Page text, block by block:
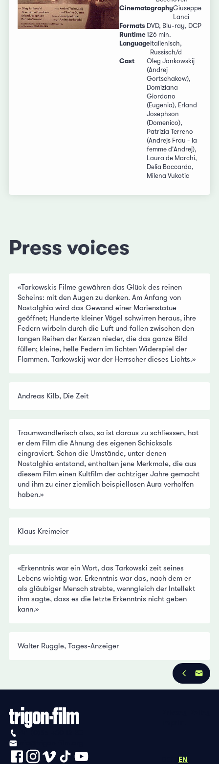
CinematographyGiuseppe
Lanci
Formats DVD, Blu-ray, DCP
Runtime126 min.
Language Italienisch,
Russisch/d
Cast
Oleg Jankowskij
(Andrej
Gortschakow),
Domiziana
Giordano
(Eugenia), Erland
Josephson
(Domenico),
Patrizia Terreno
(Andrejs Frau - la
femme d'Andrej),
Laura de Marchi,
Delia Boccardo,
Milena Vukotic
Press voices
«Tarkowskis Filme gewähren das Glück des reinen
Scheins: mit den Augen zu denken. Am Anfang von
Nostalghia wird das Gewand einer Marienstatue
geöffnet; Hunderte kleiner Vögel schwirren heraus, ihre
Federn wirbeln durch die Luft und fallen zwischen den
langen Reihen der Kerzen nieder, die das ganze Bild
füllen; kleine, helle Federn im lichten Widerspiel der
Flammen. Tarkowskij war der Herrscher dieses Lichts.»
Andreas Kilb, Die Zeit
Traumwandlerisch also, so ist daraus zu schliessen, hat
er dem Film die Ahnung des eigenen Schicksals
eingraviert. Schon die Umstände, unter denen
Nostalghia entstand, enthalten jene Merkmale, die aus
diesem Film einen Kultfilm der achtziger Jahre gemacht
und ihm zu einer ziemlich beispiellosen Aura verholfen
haben.»
Klaus Kreimeier
«Erkenntnis war ein Wort, das Tarkowski zeit seines
Lebens wichtig war. Erkenntnis war das, nach dem er
als gläubiger Mensch strebte, wenngleich der Intellekt
ihm sagte, dass es die letzte Erkenntnis nicht geben
kann.»
Walter Ruggle, Tages-Anzeiger
EN